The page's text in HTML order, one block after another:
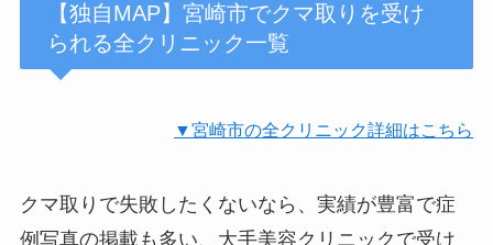
【独自MAP】宮崎市でクマ取りを受け
られる全クリニック一覧
▼宮崎市の全クリニック詳細はこちら
クマ取りで失敗したくないなら、実績が豊富で症
例写真の掲載も多い、大手美容クリニックで受け